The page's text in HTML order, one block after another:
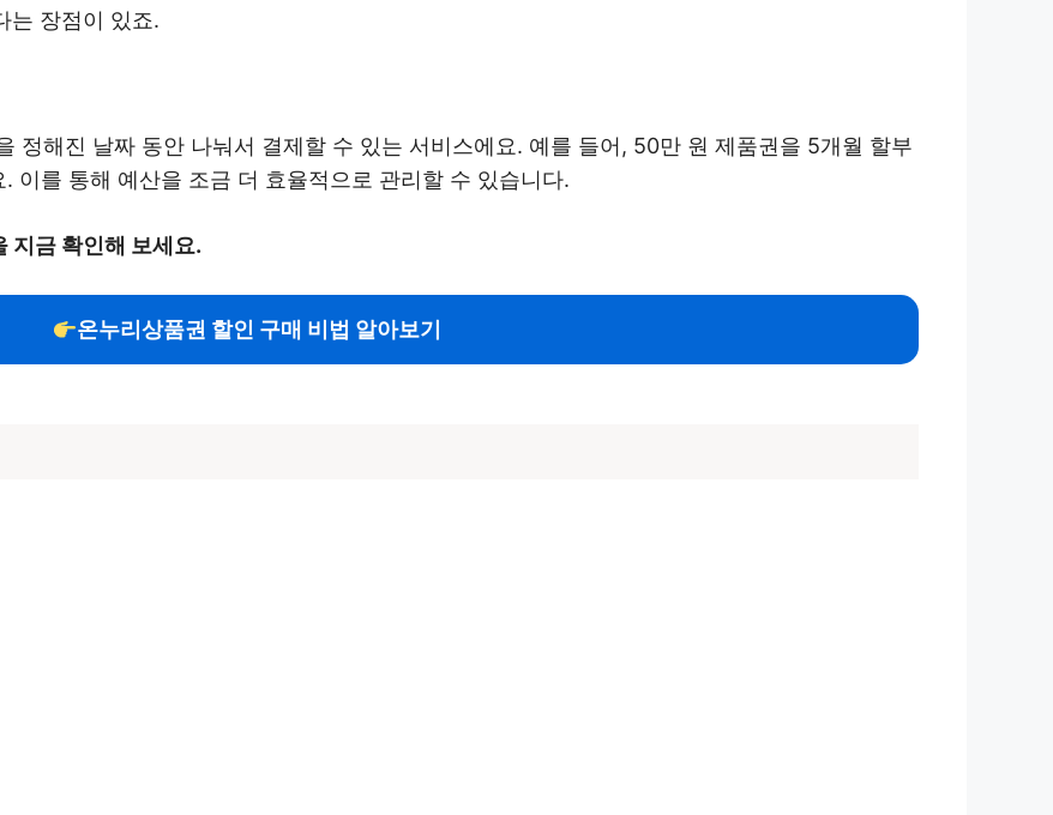
는 장점이 있죠.
정해진 날짜 동안 나눠서 결제할 수 있는 서비스에요. 예를 들어, 50만 원 제품권을 5개월 할부
이를 통해 예산을 조금 더 효율적으로 관리할 수 있습니다.
지금 확인해 보세요.
온누리상품권 할인 구매 비법 알아보기